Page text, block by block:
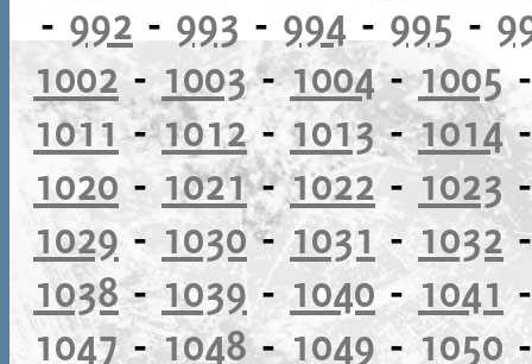
- 992 - 993 - 994 - 995 -
1002 - 1003-1004-1005
1011-1012-1013-1014
1020 - 1021-1022 - 1023
1029 - 1030-1031 - 1032
1038-1039 - 1040-1041
1047-1048-1049-1050